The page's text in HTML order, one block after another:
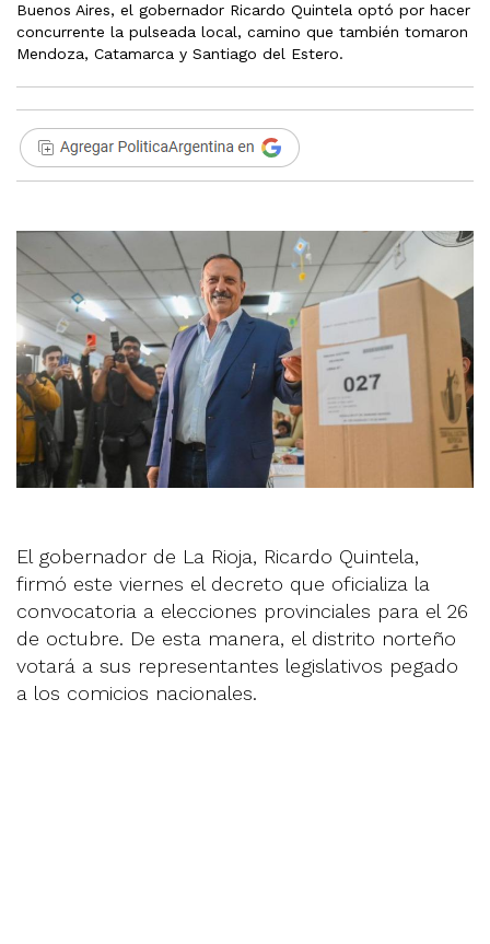
Buenos Aires, el gobernador Ricardo Quintela optó por hacer
concurrente la pulseada local, camino que también tomaron
Mendoza, Catamarca y Santiago del Estero.
El gobernador de La Rioja, Ricardo Quintela,
firmó este viernes el decreto que oficializa la
convocatoria a elecciones provinciales para el 26
de octubre. De esta manera, el distrito norteño
votará a sus representantes legislativos pegado
a los comicios nacionales.